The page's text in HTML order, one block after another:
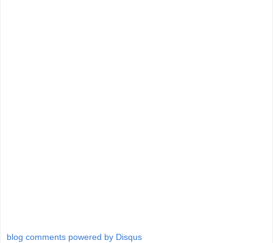
blog comments powered by Disqus